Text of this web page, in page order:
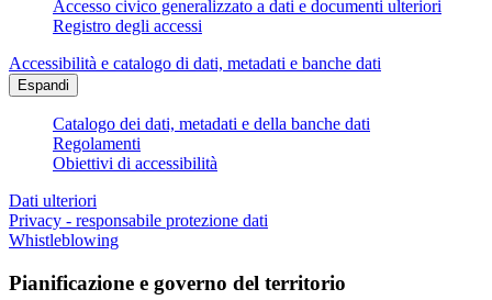
Accesso civico generalizzato a dati e documenti ulteriori
Registro degli accessi
Accessibilità e catalogo di dati, metadati e banche dati
Espandi
Catalogo dei dati, metadati e della banche dati
Regolamenti
Obiettivi di accessibilità
Dati ulteriori
Privacy - responsabile protezione dati
Whistleblowing
Pianificazione e governo del territorio